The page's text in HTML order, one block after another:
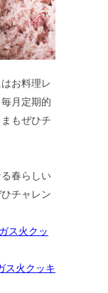
お料理レ
月定期的
もぜひチ
春らしい
チャレン
ス火クッ
ス火クッキ